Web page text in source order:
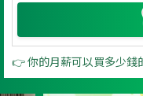
👉 你的月薪可以買多少錢